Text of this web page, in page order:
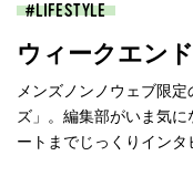
LIFESTYLE
ウィークエン
メンズノンノウェブ限
ズ」。編集部がいま気
ートまでじっくりインタ